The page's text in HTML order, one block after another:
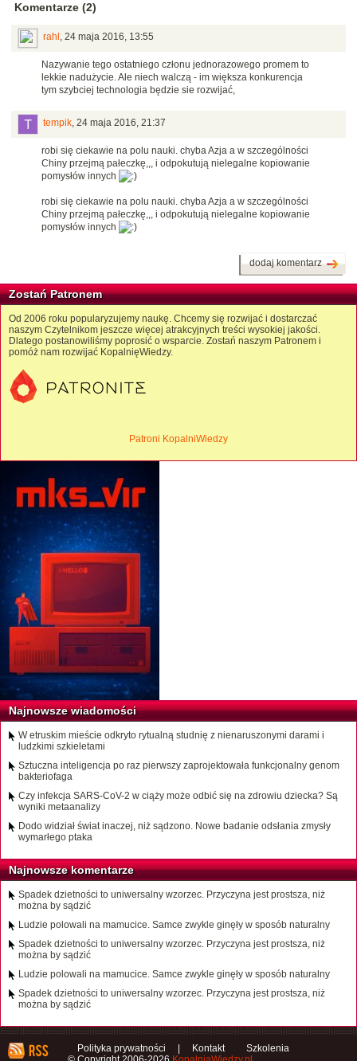
Komentarze (2)
rahl , 24 maja 2016, 13:55
Nazywanie tego ostatniego członu jednorazowego promem to
lekkie nadużycie. Ale niech walczą - im większa konkurencja
tym szybciej technologia będzie sie rozwijać,
tempik, 24 maja 2016, 21:37
robi się ciekawie na polu nauki. chyba Azja a w szczególności
Chiny przejmą pałeczkę,,, i odpokutują nielegalne kopiowanie
pomysłów innych
robi się ciekawie na polu nauki. chyba Azja a w szczególności
Chiny przejmą pałeczkę,,, i odpokutują nielegalne kopiowanie
pomysłów innych
dodaj komentarz
Zostań Patronem
Od 2006 roku popularyzujemy naukę. Chcemy się rozwijać i dostarczać
naszym Czytelnikom jeszcze więcej atrakcyjnych treści wysokiej jakości.
Dlatego postanowiliśmy poprosić o wsparcie. Zostań naszym Patronem i
pomóż nam rozwijać KopalnięWiedzy.
Patroni KopalniWiedzy
Najnowsze wiadomości
W etruskim mieście odkryto rytualną studnię z nienaruszonymi darami i
ludzkimi szkieletami
Sztuczna inteligencja po raz pierwszy zaprojektowała funkcjonalny genom
bakteriofaga
Czy infekcja SARS-CoV-2 w ciąży może odbić się na zdrowiu dziecka? Są
wyniki metaanalizy
Dodo widział świat inaczej, niż sądzono. Nowe badanie odsłania zmysły
wymarłego ptaka
Najnowsze komentarze
Spadek dzietności to uniwersalny wzorzec. Przyczyna jest prostsza, niż
można by sądzić
Ludzie polowali na mamucice. Samce zwykle ginęły w sposób naturalny
Spadek dzietności to uniwersalny wzorzec. Przyczyna jest prostsza, niż
można by sądzić
Ludzie polowali na mamucice. Samce zwykle ginęły w sposób naturalny
Spadek dzietności to uniwersalny wzorzec. Przyczyna jest prostsza, niż
można by sądzić
Polityka prywatności Kontakt
Szkolenia